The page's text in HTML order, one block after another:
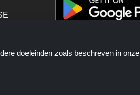
doeleinden zoals beschreven in onze